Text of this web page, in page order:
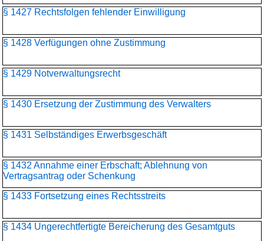
§ 1427 Rechtsfolgen fehlender Einwilligung
§ 1428 Verfügungen ohne Zustimmung
§ 1429 Notverwaltungsrecht
§ 1430 Ersetzung der Zustimmung des Verwalters
§ 1431 Selbständiges Erwerbsgeschäft
§ 1432 Annahme einer Erbschaft; Ablehnung von
Vertragsantrag oder Schenkung
§ 1433 Fortsetzung eines Rechtsstreits
§ 1434 Ungerechtfertigte Bereicherung des Gesamtguts